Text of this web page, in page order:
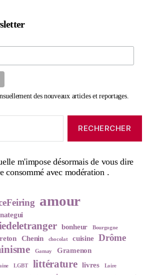
des nouveaux articles et reportages.
m'impose désormais de vous dire
consommé avec modération .
amour
bonheur Bourgogne
Chenin chocolat cuisine Drôme
Gamay Gramenon
LGBT littérature livres Loire